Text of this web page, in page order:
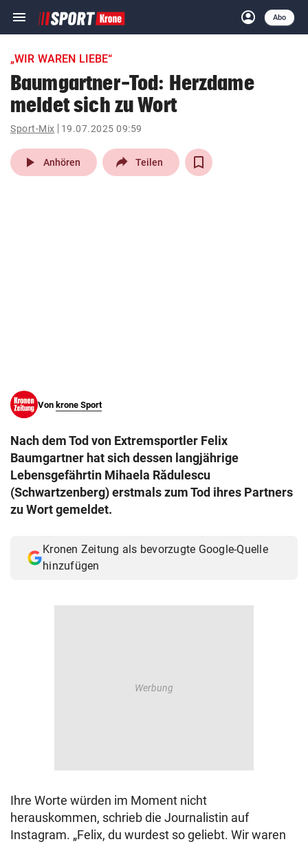
menu Navigation
ein-/ausklappen
account_circle
Anmelden
Abo
close Schließen
account_circle Anmelden
pin_drop
Wien arrow_right
„WIR WAREN LIEBE“
Baumgartner-Tod: Herzdame
meldet sich zu Wort
Sport-Mix 19.07.2025 09:59
play_arrow Anhören Teilen
Von krone Sport
Nach dem Tod von Extremsportler Felix
Baumgartner hat sich dessen langjährige
Lebensgefährtin Mihaela Rădulescu
(Schwartzenberg) erstmals zum Tod ihres Partners
zu Wort gemeldet.
Kronen Zeitung als bevorzugte Google-Quelle
hinzufügen
Ihre Worte würden im Moment nicht
herauskommen, schrieb die Journalistin auf
Instagram. „Felix, du wurdest so geliebt. Wir waren